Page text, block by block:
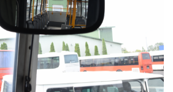
IKARUS 260